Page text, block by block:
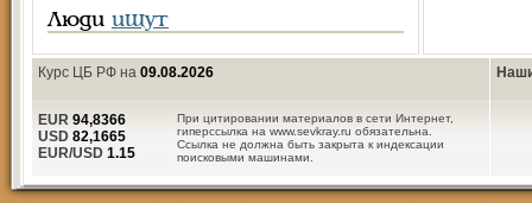
Люди ищут
Курс ЦБ РФ на 09.08.2026
При цитировании материалов в сети Интернет,
гиперссылка на www.sevkray.ru обязательна.
Ссылка не должна быть закрыта к индексации
поисковыми машинами.
EUR 94,8366
USD 82,1665
EUR/USD 1.15